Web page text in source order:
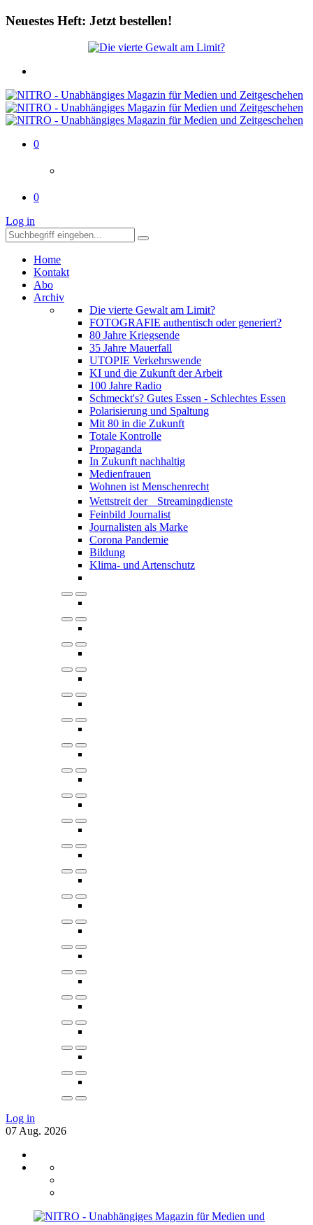
Neuestes Heft: Jetzt bestellen!
0
0
Log in
Home
Kontakt
Abo
Archiv
Die vierte Gewalt am Limit?
FOTOGRAFIE authentisch oder generiert?
80 Jahre Kriegsende
35 Jahre Mauerfall
UTOPIE Verkehrswende
KI und die Zukunft der Arbeit
100 Jahre Radio
Schmeckt's? Gutes Essen - Schlechtes Essen
Polarisierung und Spaltung
Mit 80 in die Zukunft
Totale Kontrolle
Propaganda
In Zukunft nachhaltig
Medienfrauen
Wohnen ist Menschenrecht
Wettstreit der Streamingdienste
Feinbild Journalist
Journalisten als Marke
Corona Pandemie
Bildung
Klima- und Artenschutz
Log in
07 Aug. 2026